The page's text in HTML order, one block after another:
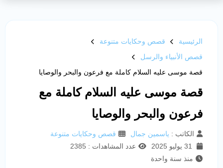
الرئيسية
قصص وحكايات متنوعة
قصص الأنبياء والرسل
قصة موسى عليه السلام كاملة مع فرعون والبحر والوصايا
قصة موسى عليه السلام كاملة مع
فرعون والبحر والوصايا
الكاتب : ياسمين جمال
قصص وحكايات متنوعة
عدد المشاهدات : 2385
منذ سنة واحدة